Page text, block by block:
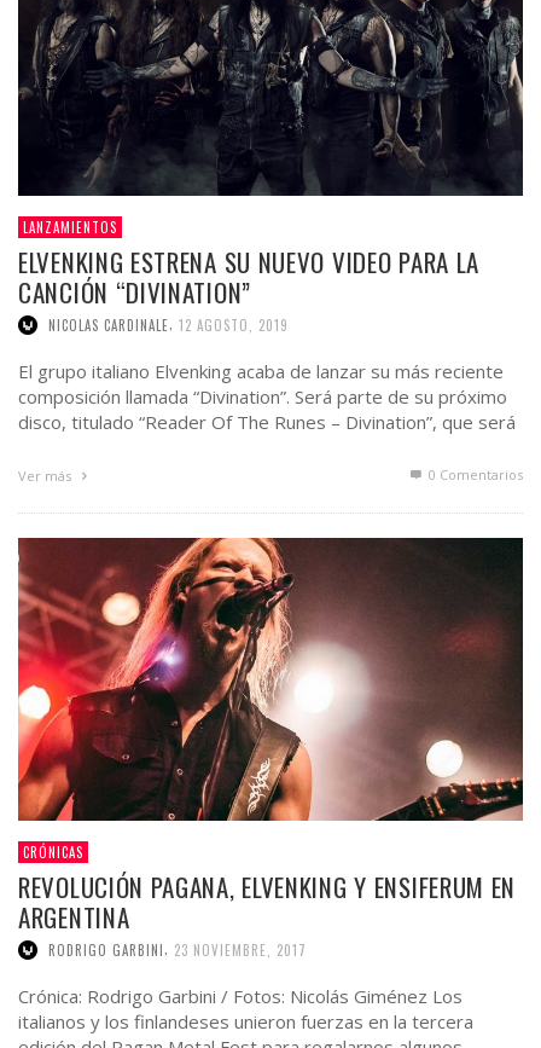
LANZAMIENTOS
ELVENKING ESTRENA SU NUEVO VIDEO PARA LA
CANCIÓN “DIVINATION”
NICOLAS CARDINALE, 12 AGOSTO, 2019
El grupo italiano Elvenking acaba de lanzar su más reciente
composición llamada “Divination”. Será parte de su próximo
disco, titulado “Reader Of The Runes – Divination”, que será
Ver más 0 Comentarios
CRÓNICAS
REVOLUCIÓN PAGANA, ELVENKING Y ENSIFERUM EN
ARGENTINA
RODRIGO GARBINI, 23 NOVIEMBRE, 2017
Crónica: Rodrigo Garbini / Fotos: Nicolás Giménez Los
italianos y los finlandeses unieron fuerzas en la tercera